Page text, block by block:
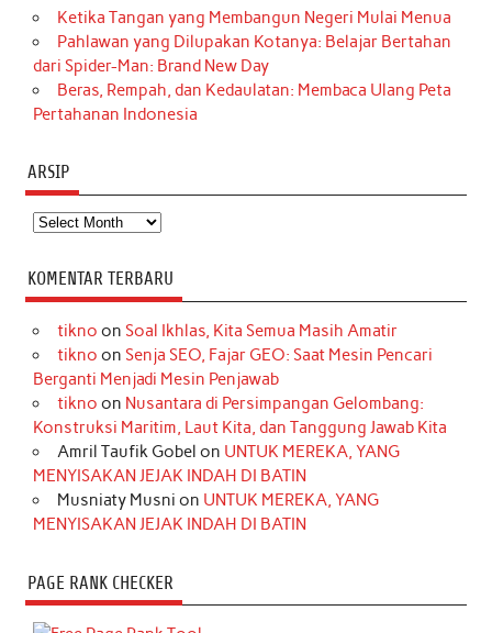
Ketika Tangan yang Membangun Negeri Mulai Menua
Pahlawan yang Dilupakan Kotanya: Belajar Bertahan
dari Spider-Man: Brand New Day
Beras, Rempah, dan Kedaulatan: Membaca Ulang Peta
Pertahanan Indonesia
ARSIP
Arsip
KOMENTAR TERBARU
tikno on Soal Ikhlas, Kita Semua Masih Amatir
tikno on Senja SEO, Fajar GEO: Saat Mesin Pencari
Berganti Menjadi Mesin Penjawab
tikno on Nusantara di Persimpangan Gelombang:
Konstruksi Maritim, Laut Kita, dan Tanggung Jawab Kita
Amril Taufik Gobel on UNTUK MEREKA, YANG
MENYISAKAN JEJAK INDAH DI BATIN
Musniaty Musni on UNTUK MEREKA, YANG
MENYISAKAN JEJAK INDAH DI BATIN
PAGE RANK CHECKER